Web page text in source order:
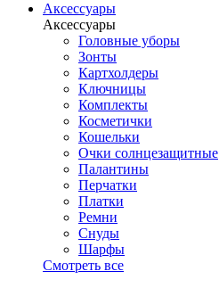
Аксессуары
Аксессуары
Головные уборы
Зонты
Картхолдеры
Ключницы
Комплекты
Косметички
Кошельки
Очки солнцезащитные
Палантины
Перчатки
Платки
Ремни
Снуды
Шарфы
Смотреть все